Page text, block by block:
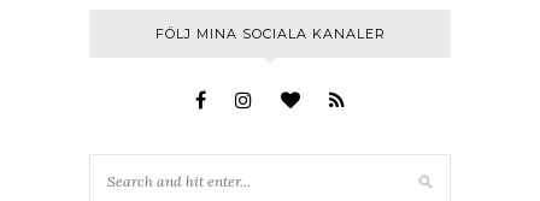
FÖLJ MINA SOCIALA KANALER